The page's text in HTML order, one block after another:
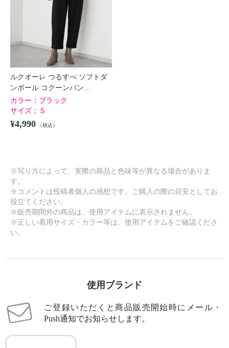
ルクオーレ つるすべ ソフトダ
ンボール コクーンパン…
カラー： ブラック
サイズ： Ｓ
¥4,990 （税込）
※写り方によって、実際の商品と色味等が異なる場合がありま
す。
※コメントは投稿者個人の感想です。ご購入の際の目安としてお
役立てください。
※販売期間外の商品は、使用アイテムに表示されません。
※正しい着用サイズ・カラー等は、使用アイテムをご確認くださ
い。
使用ブランド
ご登録いただくと商品販売開始時にメール・
Push通知でお知らせします。